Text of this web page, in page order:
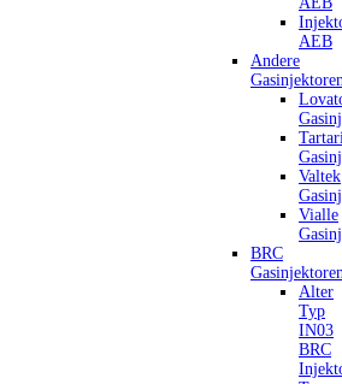
AEB
Andere
Valtek
Vialle
BRC
Alter
Typ
IN03
BRC